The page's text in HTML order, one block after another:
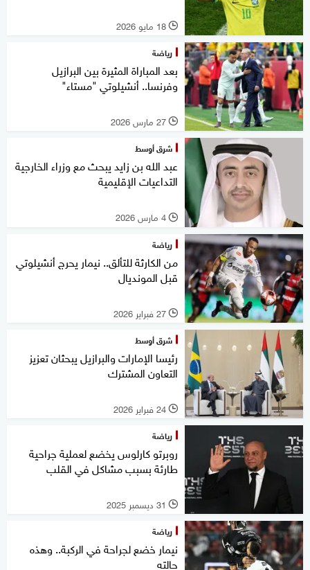
l 18 مايو 2026
رياضة
بعد المباراة المثيرة بين البرازيل
وفرنسا.. أنشيلوتي "مستاء"
l 27 مارس 2026
شرق أوسط
عبد الله بن زايد يبحث مع وزراء الخارجية
التداعيات الإقليمية
l 4 مارس 2026
رياضة
من الكارثة للتألق.. نيمار يحرج أنشيلوتي
قبل المونديال
l 27 فبراير 2026
شرق أوسط
رئيسا الإمارات والبرازيل يبحثان تعزيز
التعاون المشترك
l 24 فبراير 2026
رياضة
روبرتو كارلوس يخضع لعملية جراحية
طارئة بسبب مشاكل في القلب
l 31 ديسمبر 2025
رياضة
نيمار خضع لجراحة في الركبة.. وهذه
حالته